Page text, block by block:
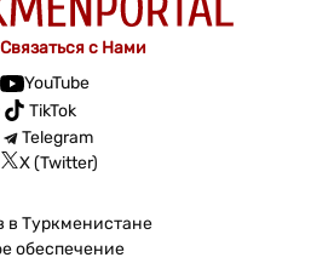
Связаться с Нами
YouTube
TikTok
Telegram
X (Twitter)
в Туркменистане
обеспечение